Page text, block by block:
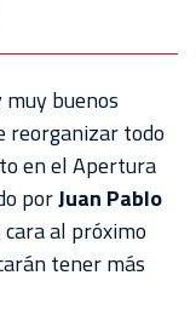
buenos
reorganizar todo
en el Apertura
porJuan Pablo
al próximo
tener más